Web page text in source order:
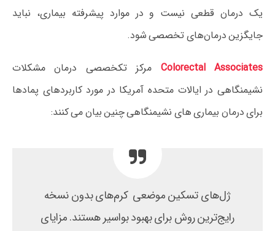
یک درمان قطعی نیست و در موارد پیشرفته بیماری، نباید
جایگزین درمان‌های تخصصی شود.
Colorectal Associates مرکز تکخصصی درمان مشکلات
نشیمنگاهی در ایالات متحده آمریکا در مورد کاربردهای پمادها
برای درمان بیماری های نشیمنگاهی چنین بیان می کنند:
ژل‌های تسکین موضعی کرم‌های بدون نسخه
رایج‌ترین روش برای بهبود بواسیر هستند. مزایای